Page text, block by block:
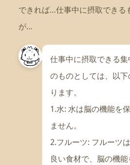
できれば…仕事中に摂取できる
が…
仕事中に摂取できる
のものとしては、以
ります。
1.水: 水は脳の機能を
ません。
2.フルーツ: フルーツ
良い食材で、脳の機